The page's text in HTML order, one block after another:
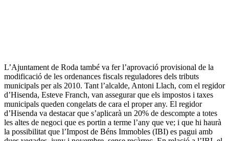
L’Ajuntament de Roda també va fer l’aprovació provisional de la
modificació de les ordenances fiscals reguladores dels tributs
municipals per als 2010. Tant l’alcalde, Antoni Llach, com el regidor
d’Hisenda, Esteve Franch, van assegurar que els impostos i taxes
municipals queden congelats de cara el proper any. El regidor
d’Hisenda va destacar que s’aplicarà un 20% de descompte a totes
les altes de negoci que es portin a terme l’any que ve; i que hi haurà
la possibilitat que l’Impost de Béns Immobles (IBI) es pagui amb